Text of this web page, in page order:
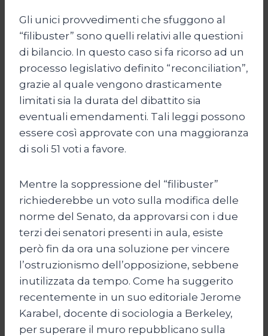
Gli unici provvedimenti che sfuggono al
“filibuster” sono quelli relativi alle questioni
di bilancio. In questo caso si fa ricorso ad un
processo legislativo definito “reconciliation”,
grazie al quale vengono drasticamente
limitati sia la durata del dibattito sia
eventuali emendamenti. Tali leggi possono
essere così approvate con una maggioranza
di soli 51 voti a favore.
Mentre la soppressione del “filibuster”
richiederebbe un voto sulla modifica delle
norme del Senato, da approvarsi con i due
terzi dei senatori presenti in aula, esiste
però fin da ora una soluzione per vincere
l’ostruzionismo dell’opposizione, sebbene
inutilizzata da tempo. Come ha suggerito
recentemente in un suo editoriale Jerome
Karabel, docente di sociologia a Berkeley,
per superare il muro repubblicano sulla